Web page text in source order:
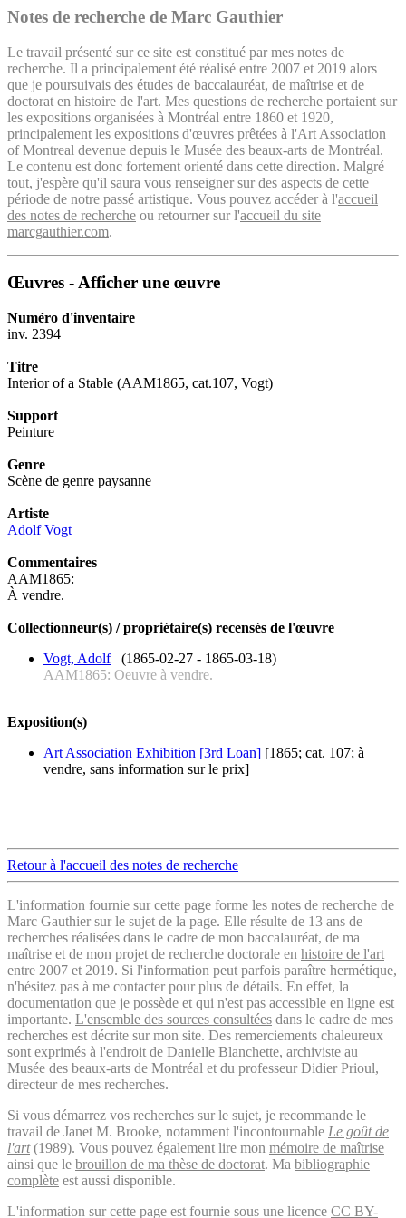
Notes de recherche de Marc Gauthier
Le travail présenté sur ce site est constitué par mes notes de
recherche. Il a principalement été réalisé entre 2007 et 2019 alors
que je poursuivais des études de baccalauréat, de maîtrise et de
doctorat en histoire de l'art. Mes questions de recherche portaient sur
les expositions organisées à Montréal entre 1860 et 1920,
principalement les expositions d'œuvres prêtées à l'Art Association
of Montreal devenue depuis le Musée des beaux-arts de Montréal.
Le contenu est donc fortement orienté dans cette direction. Malgré
tout, j'espère qu'il saura vous renseigner sur des aspects de cette
période de notre passé artistique. Vous pouvez accéder à l'accueil
des notes de recherche ou retourner sur l'accueil du site
marcgauthier.com.
Œuvres - Afficher une œuvre
Numéro d'inventaire
inv. 2394
Titre
Interior of a Stable (AAM1865, cat.107, Vogt)
Support
Peinture
Genre
Scène de genre paysanne
Artiste
Adolf Vogt
Commentaires
AAM1865:
À vendre.
Collectionneur(s) / propriétaire(s) recensés de l'œuvre
Vogt, Adolf(1865-02-27 - 1865-03-18)
AAM1865: Oeuvre à vendre.
Exposition(s)
Art Association Exhibition [3rd Loan] [1865; cat. 107; à
vendre, sans information sur le prix]
Retour à l'accueil des notes de recherche
L'information fournie sur cette page forme les notes de recherche de
Marc Gauthier sur le sujet de la page. Elle résulte de 13 ans de
recherches réalisées dans le cadre de mon baccalauréat, de ma
maîtrise et de mon projet de recherche doctorale en histoire de l'art
entre 2007 et 2019. Si l'information peut parfois paraître hermétique,
n'hésitez pas à me contacter pour plus de détails. En effet, la
documentation que je possède et qui n'est pas accessible en ligne est
importante. L'ensemble des sources consultées dans le cadre de mes
recherches est décrite sur mon site. Des remerciements chaleureux
sont exprimés à l'endroit de Danielle Blanchette, archiviste au
Musée des beaux-arts de Montréal et du professeur Didier Prioul,
directeur de mes recherches.
Si vous démarrez vos recherches sur le sujet, je recommande le
travail de Janet M. Brooke, notamment l'incontournable Le goût de
l'art(1989). Vous pouvez également lire mon mémoire de maîtrise
ainsi que le brouillon de ma thèse de doctorat. Ma bibliographie
complète est aussi disponible.
L'information sur cette page est fournie sous une licence CC BY-